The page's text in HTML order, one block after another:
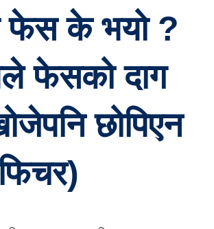
फेस के भयो ?
फेसको दाग
छोपिएन